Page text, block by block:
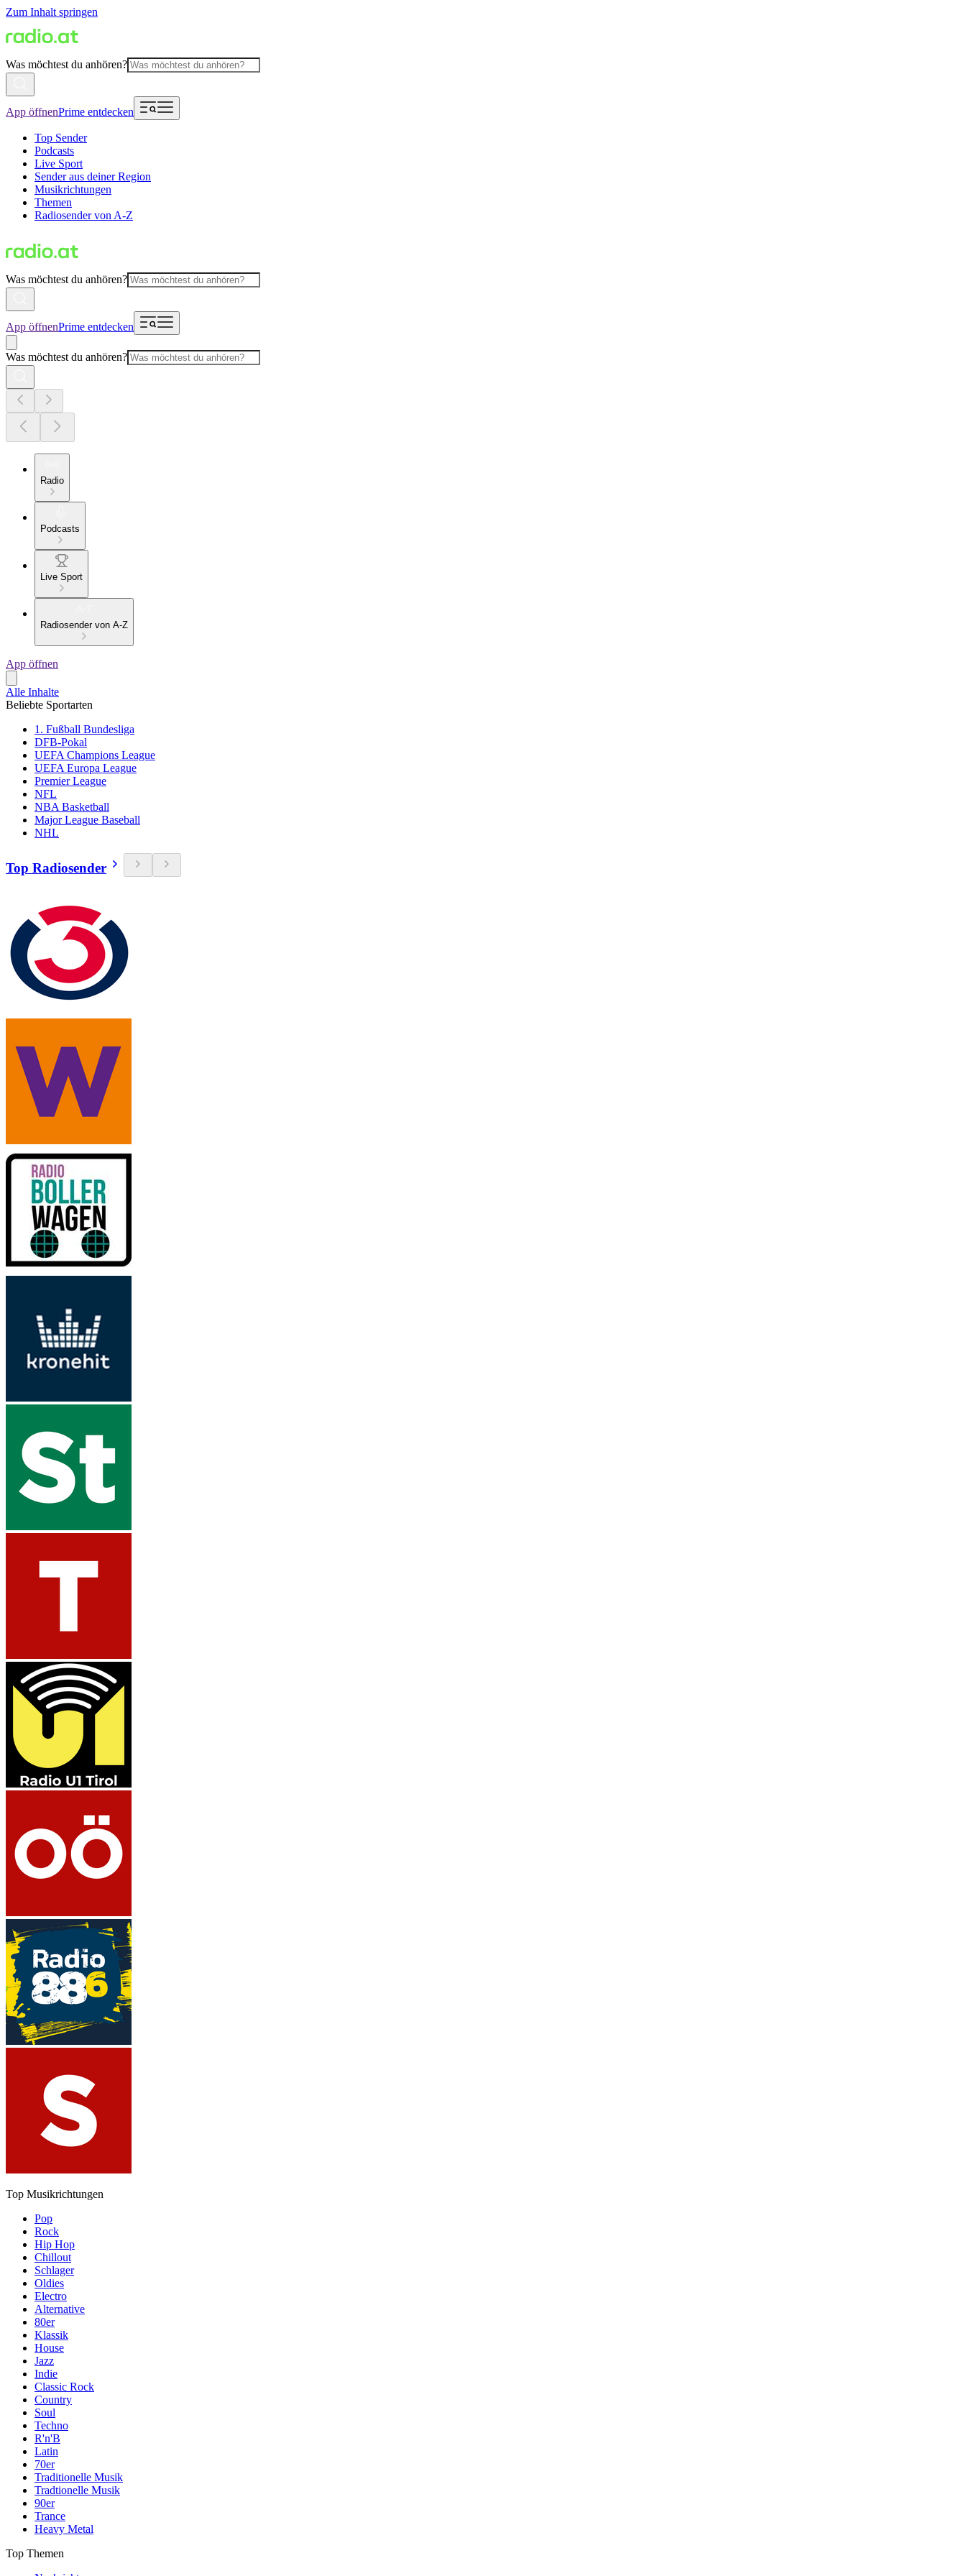
Zum Inhalt springen
Was möchtest du anhören?
App öffnenPrime entdecken
Top Sender
Podcasts
Live Sport
Sender aus deiner Region
Musikrichtungen
Themen
Radiosender von A-Z
Was möchtest du anhören?
App öffnenPrime entdecken
Was möchtest du anhören?
Radio
Podcasts
Live Sport
Radiosender von A-Z
App öffnen
Alle Inhalte
Beliebte Sportarten
1. Fußball Bundesliga
DFB-Pokal
UEFA Champions League
UEFA Europa League
Premier League
NFL
NBA Basketball
Major League Baseball
NHL
Top Radiosender
Top Musikrichtungen
Pop
Rock
Hip Hop
Chillout
Schlager
Oldies
Electro
Alternative
80er
Klassik
House
Jazz
Indie
Classic Rock
Country
Soul
Techno
R'n'B
Latin
70er
Traditionelle Musik
Tradtionelle Musik
90er
Trance
Heavy Metal
Top Themen